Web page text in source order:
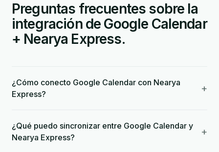
Preguntas frecuentes sobre la
integración de Google Calendar
+ Nearya Express.
¿Cómo conecto Google Calendar con Nearya
Express?
+
¿Qué puedo sincronizar entre Google Calendar y
Nearya Express?
+